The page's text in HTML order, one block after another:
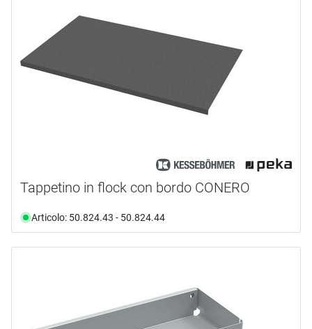
Tappetino in flock con bordo CONERO
Articolo: 50.824.43 - 50.824.44